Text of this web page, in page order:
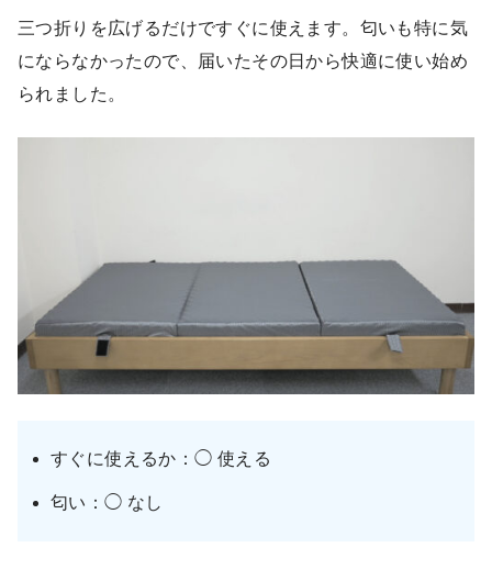
三つ折りを広げるだけですぐに使えます。匂いも特に気
にならなかったので、届いたその日から快適に使い始め
られました。
すぐに使えるか：◯ 使える
匂い：◯ なし